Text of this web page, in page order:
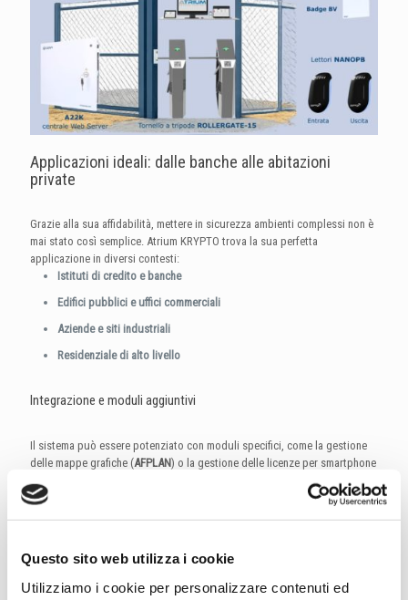
Questo sito web utilizza i cookie
Utilizziamo i cookie per personalizzare contenuti ed
Applicazioni ideali: dalle banche alle abitazioni
private
Grazie alla sua affidabilità, mettere in sicurezza ambienti complessi non è
mai stato così semplice. Atrium KRYPTO trova la sua perfetta
applicazione in diversi contesti:
Istituti di credito e banche
Edifici pubblici e uffici commerciali
Aziende e siti industriali
Residenziale di alto livello
Integrazione e moduli aggiuntivi
Il sistema può essere potenziato con moduli specifici, come la gestione
delle mappe grafiche (AFPLAN) o la gestione delle licenze per smartphone
(AMC25
), permettendo un controllo ancora più intuitivo e moderno
dell'intero ecosistema di sicurezza